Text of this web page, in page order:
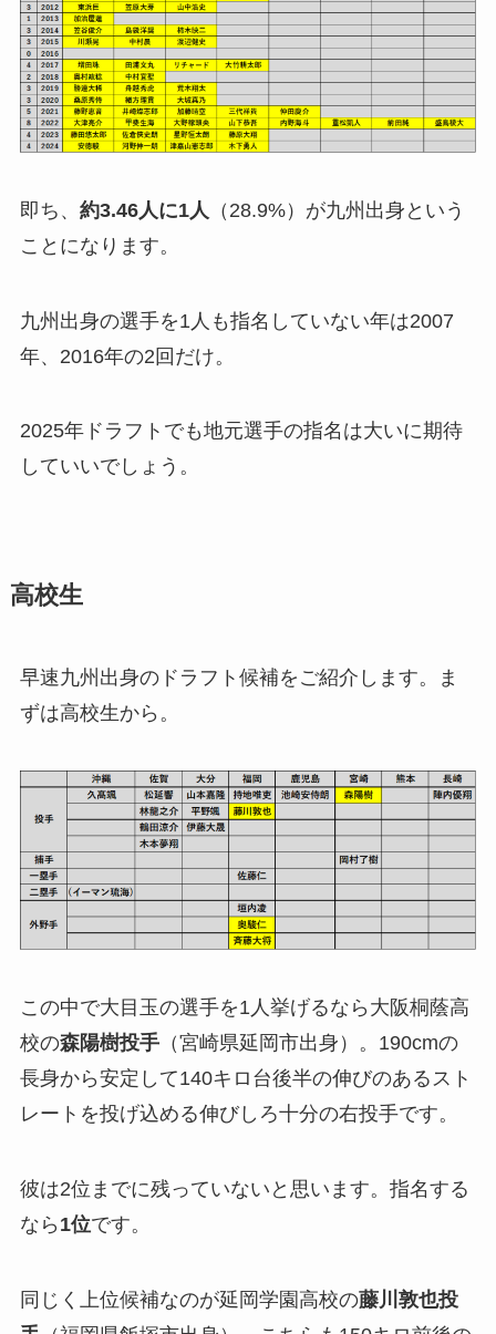
即ち、 約3.46人に1人
（28.9%）が九州出身という
ことになります。
九州出身の選手を1人も指名していない年は2007
年、2016年の2回だけ。
2025年ドラフトでも地元選手の指名は大いに期待
していいでしょう。
高校生
早速九州出身のドラフト候補をご紹介します。ま
ずは高校生から。
この中で大目玉の選手を1人挙げるなら大阪桐蔭高
校の森陽樹投手（宮崎県延岡市出身）。190cmの
長身から安定して140キロ台後半の伸びのあるスト
レートを投げ込める伸びしろ十分の右投手です。
彼は2位までに残っていないと思います。指名する
なら 1位です。
同じく上位候補なのが延岡学園高校の藤川敦也投